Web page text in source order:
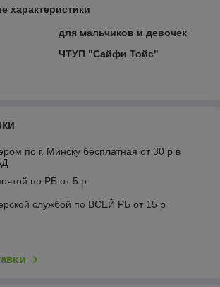
характеристики
для мальчиков и девочек
ЧТУП "Сайфи Тойс"
по г. Минску бесплатная от 30 р в
по РБ от 5 р
службой по ВСЕЙ РБ от 15 р